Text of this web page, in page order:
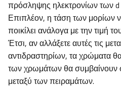
πρόσληψης ηλεκτρονίων των d
Επιπλέον, η τάση των μορίων
ποικίλει ανάλογα με την τιμή
Έτσι, αν αλλάξετε αυτές τις
αντιδραστηρίων, τα χρώματα
των χρωμάτων θα συμβαίνουν
μεταξύ των πειραμάτων.